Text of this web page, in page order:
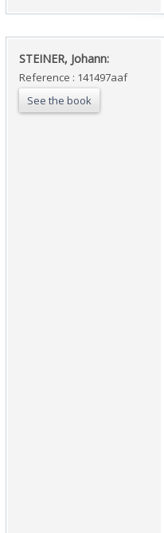
‎STEINER, Johann:‎
Reference : 141497aaf
See the book